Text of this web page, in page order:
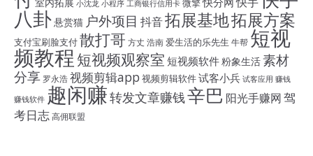
小沈龙 小程序 工商银行信用卡 微擎
八卦悬赏猫 户外项目 抖音拓展基地拓展方案
支付宝刷脸支付散打哥 方丈 浩南爱生活的乐先生 牛帮 短视
频教程 短视频观察室 短视频软件粉象生活素材
分享 罗永浩视频剪辑app 视频剪辑软件试客小兵 试客应用 赚钱
赚钱软件 趣闲赚转发文章赚钱辛巴 阳光手赚网驾
考日志高佣联盟